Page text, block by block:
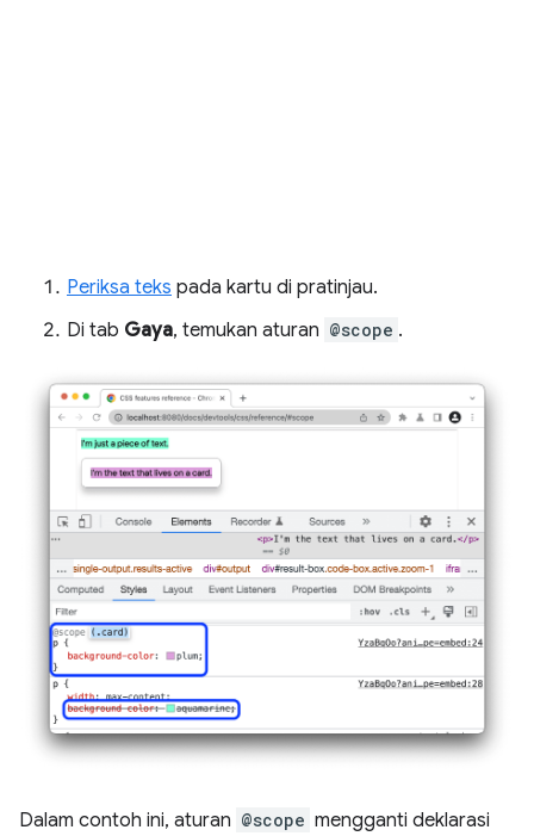
Periksa teks pada kartu di pratinjau.
Di tab Gaya, temukan aturan @scope .
Dalam contoh ini, aturan @scope mengganti deklarasi